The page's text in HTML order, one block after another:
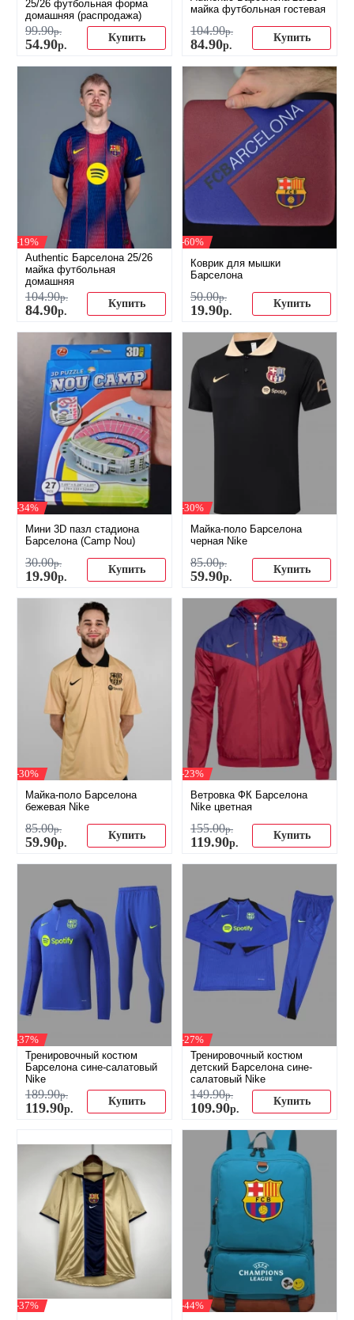
25/26 футбольная форма
домашняя (распродажа)
99.90р.
54.90р.
Купить
майка футбольная гостевая
104.90р.
84.90р.
Купить
-19%
Authentic Барселона 25/26
майка футбольная
домашняя
104.90р.
84.90р.
Купить
-60%
Коврик для мышки
Барселона
50.00р.
19.90р.
Купить
-34%
Мини 3D пазл стадиона
Барселона (Camp Nou)
30.00р.
19.90р.
Купить
-30%
Майка-поло Барселона
черная Nike
85.00р.
59.90р.
Купить
-30%
Майка-поло Барселона
бежевая Nike
85.00р.
59.90р.
Купить
-23%
Ветровка ФК Барселона
Nike цветная
155.00р.
119.90р.
Купить
-37%
Тренировочный костюм
Барселона сине-салатовый
Nike
189.90р.
119.90р.
Купить
-27%
Тренировочный костюм
детский Барселона сине-
салатовый Nike
149.90р.
109.90р.
Купить
-37%
-44%